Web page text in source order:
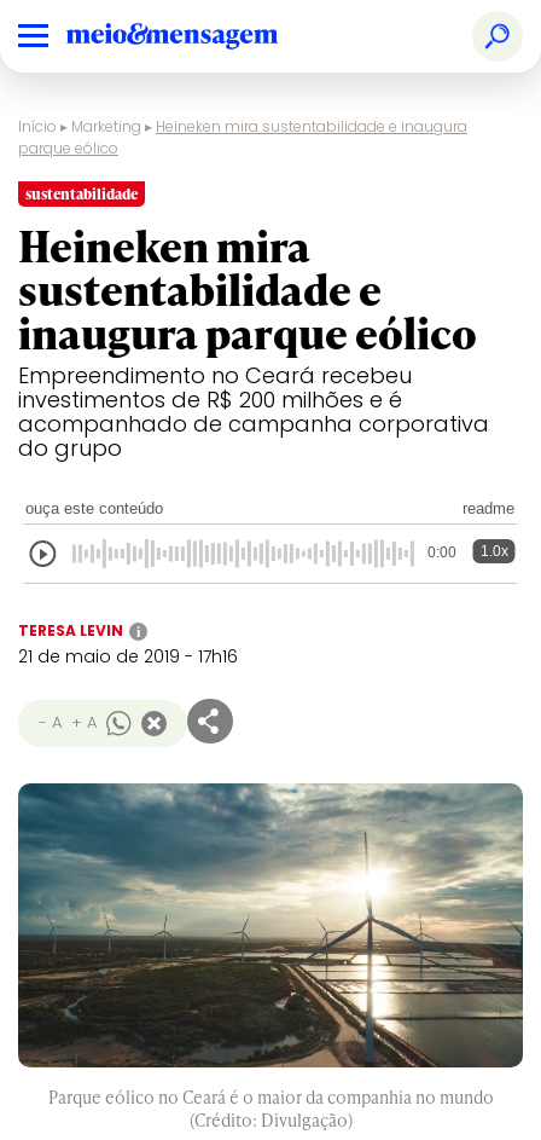
Início ▸ Marketing ▸ Heineken mira sustentabilidade e inaugura
parque eólico
sustentabilidade
Heineken mira
sustentabilidade e
inaugura parque eólico
Empreendimento no Ceará recebeu
investimentos de R$ 200 milhões e é
acompanhado de campanha corporativa
do grupo
ouça este conteúdo readme
0:00 1.0x
TERESA LEVIN i
21 de maio de 2019 - 17h16
- A + A
Parque eólico no Ceará é o maior da companhia no mundo
(Crédito: Divulgação)